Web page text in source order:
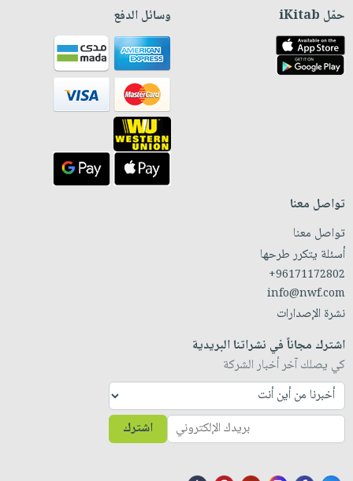
حمّل iKitab وسائل الدفع
تواصل معنا
تواصل معنا
أسئلة يتكرر طرحها
+96171172802
info@nwf.com
نشرة الإصدارات
اشترك مجاناً في نشراتنا البريدية
كي يصلك آخر أخبار الشركة
اشترك